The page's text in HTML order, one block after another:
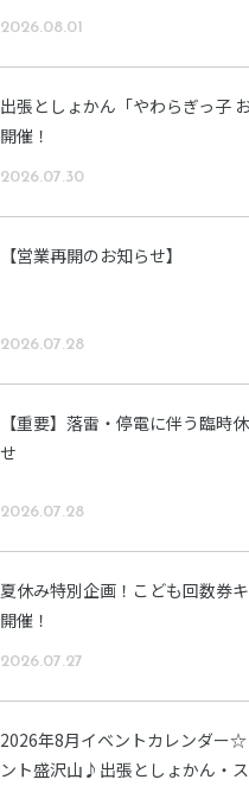
2026.08.01
出張としょかん「やわらぎっ子
開催！
2026.07.30
【営業再開のお知らせ】
2026.07.28
【重要】落雷・停電に伴う臨時
せ
2026.07.28
夏休み特別企画！こども回数券
開催！
2026.07.27
2026年8月イベントカレンダー
ント盛沢山♪出張としょかん・